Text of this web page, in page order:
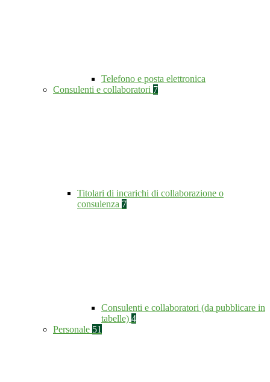
Telefono e posta elettronica
Consulenti e collaboratori 7
Titolari di incarichi di collaborazione o
consulenza 7
Consulenti e collaboratori (da pubblicare in
tabelle) 4
Personale 51